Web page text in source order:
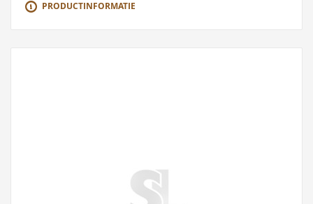
PRODUCTINFORMATIE